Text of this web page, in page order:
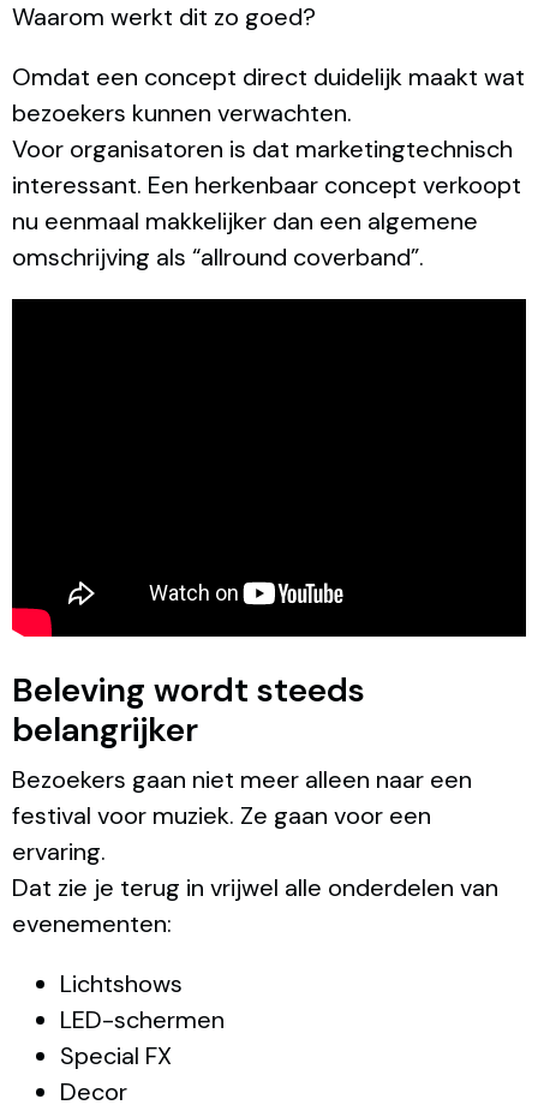
Waarom werkt dit zo goed?
Omdat een concept direct duidelijk maakt wat
bezoekers kunnen verwachten.
Voor organisatoren is dat marketingtechnisch
interessant. Een herkenbaar concept verkoopt
nu eenmaal makkelijker dan een algemene
omschrijving als “allround coverband”.
Beleving wordt steeds
belangrijker
Bezoekers gaan niet meer alleen naar een
festival voor muziek. Ze gaan voor een
ervaring.
Dat zie je terug in vrijwel alle onderdelen van
evenementen:
Lichtshows
LED-schermen
Special FX
Decor